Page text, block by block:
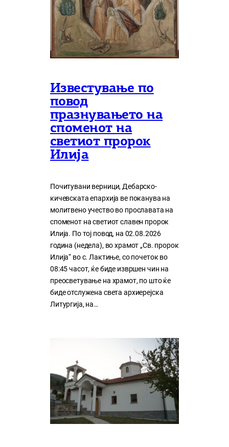
Известување по
повод
празнувањето на
споменот на
светиот пророк
Илија
Почитувани верници, Дебарско-
кичевската епархија ве поканува на
молитвено учество во прославата на
споменот на светиот славен пророк
Илија. По тој повод, на 02.08.2026
година (недела), во храмот „Св. пророк
Илија“ во с. Лактиње, со почеток во
08:45 часот, ќе биде извршен чин на
преосветување на храмот, по што ќе
биде отслужена света архиерејска
Литургија, на…